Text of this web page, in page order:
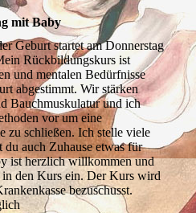
mit Baby
Geburt startet am Donnerstag
Rückbildungskurs ist
und mentalen Bedürfnisse
abgestimmt. Wir stärken
Bauchmuskulatur und ich
vor um eine
zu schließen. Ich stelle viele
auch Zuhause etwas für
ist herzlich willkommen und
den Kurs ein. Der Kurs wird
bezuschusst.